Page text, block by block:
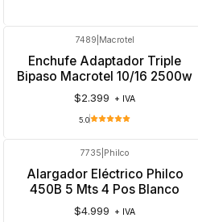
7489 Macrotel
Enchufe Adaptador Triple
Bipaso Macrotel 10/16 2500w
$2.399 + IVA
5.0
7735 Philco
Alargador Eléctrico Philco
450B 5 Mts 4 Pos Blanco
$4.999 + IVA